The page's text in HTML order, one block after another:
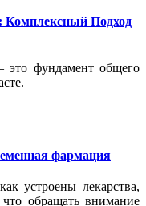
Комплексный Подход
это фундамент общего
фармация
устроены лекарства,
обращать внимание